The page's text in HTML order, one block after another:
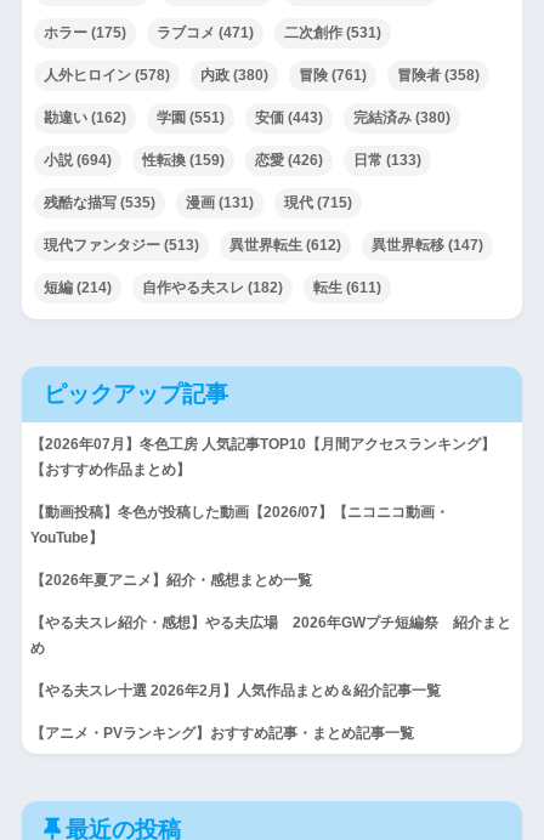
ホラー(175) ラブコメ (471) 二次創作(531)
人外ヒロイン(578) 内政(380) 冒険(761) 冒険者(358)
勘違い(162) 学園 (551) 安価(443) 完結済み(380)
小説(694) 性転換(159) 恋愛(426) 日常 (133)
残酷な描写(535) 漫画(131) 現代(715)
現代ファンタジー(513) 異世界転生(612) 異世界転移(147)
短編(214) 自作やる夫スレ (182) 転生(611)
ピックアップ記事
【2026年07月】冬色工房 人気記事TOP10【月間アクセスランキング】
【おすすめ作品まとめ】
【動画投稿】冬色が投稿した動画【2026/07】【ニコニコ動画・
YouTube】
【2026年夏アニメ】紹介・感想まとめ一覧
【やる夫スレ紹介・感想】やる夫広場 2026年GWプチ短編祭 紹介まと
め
【やる夫スレ十選 2026年2月】人気作品まとめ＆紹介記事一覧
【アニメ・PVランキング】おすすめ記事・まとめ記事一覧
最近の投稿